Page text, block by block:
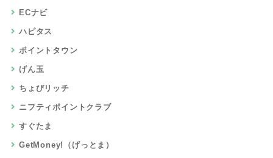
ECナビ
ハピタス
ポイントタウン
げん玉
ちょびリッチ
ニフティポイントクラブ
すぐたま
GetMoney!（げっとま）